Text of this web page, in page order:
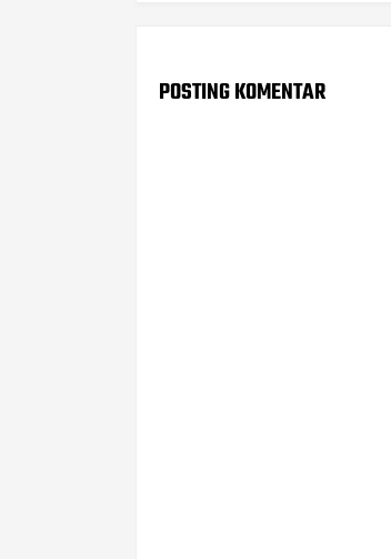
POSTING KOMENTAR